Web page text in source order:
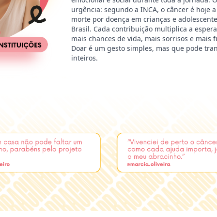
urgência: segundo a INCA, o câncer é hoje
morte por doença em crianças e
Brasil. Cada contribuição multiplica a
mais chances de vida, mais sorrisos e mais
Doar é um gesto simples, mas que pode
inteiros.